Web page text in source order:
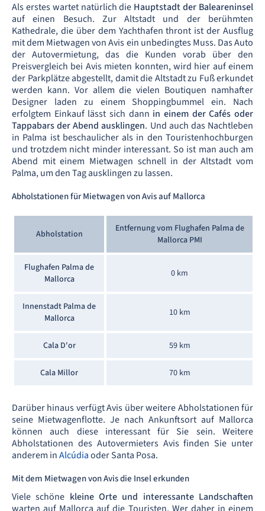
Als erstes wartet natürlich die Hauptstadt der Baleareninsel
auf einen Besuch. Zur Altstadt und der berühmten
Kathedrale, die über dem Yachthafen thront ist der Ausflug
mit dem Mietwagen von Avis ein unbedingtes Muss. Das Auto
der Autovermietung, das die Kunden vorab über den
Preisvergleich bei Avis mieten konnten, wird hier auf einem
der Parkplätze abgestellt, damit die Altstadt zu Fuß erkundet
werden kann. Vor allem die vielen Boutiquen namhafter
Designer laden zu einem Shoppingbummel ein. Nach
erfolgtem Einkauf lässt sich dann in einem der Cafés oder
Tappabars der Abend ausklingen. Und auch das Nachtleben
in Palma ist beschaulicher als in den Touristenhochburgen
und trotzdem nicht minder interessant. So ist man auch am
Abend mit einem Mietwagen schnell in der Altstadt vom
Palma, um den Tag ausklingen zu lassen.
Abholstationen für Mietwagen von Avis auf Mallorca
Abholstation
Entfernung vom Flughafen Palma de
Mallorca PMI
Flughafen Palma de
Mallorca
0 km
Innenstadt Palma de
Mallorca
10 km
Cala D'or 59 km
Cala Millor 70 km
Darüber hinaus verfügt Avis über weitere Abholstationen für
seine Mietwagenflotte. Je nach Ankunftsort auf Mallorca
können auch diese interessant für Sie sein. Weitere
Abholstationen des Autovermieters Avis finden Sie unter
anderem inAlcúdiaoder Santa Posa.
Mit dem Mietwagen von Avis die Insel erkunden
Viele schöne kleine Orte und interessante Landschaften